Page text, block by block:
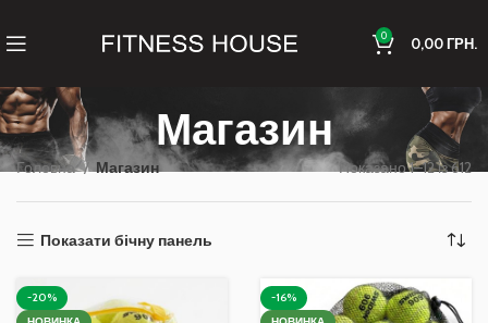
0 0,00ГРН.
Магазин
Головна Магазин Показано 1–12 із 612
Показати бічну панель
-20%
-16%